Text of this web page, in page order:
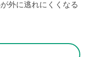
外に逃れにくくなる